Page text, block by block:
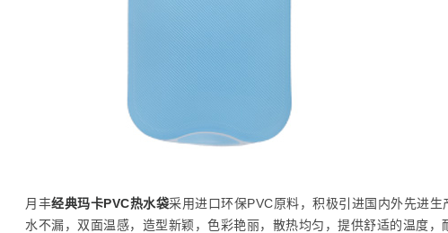
月丰经典玛卡PVC热水袋采用进口环保PVC原料，积极引进国内外先进
水不漏，双面温感，造型新颖，色彩艳丽，散热均匀，提供舒适的温度